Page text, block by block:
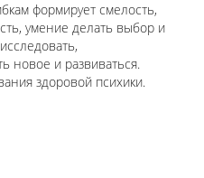
формирует смелость,
умение делать выбор и
новое и развиваться.
здоровой психики.